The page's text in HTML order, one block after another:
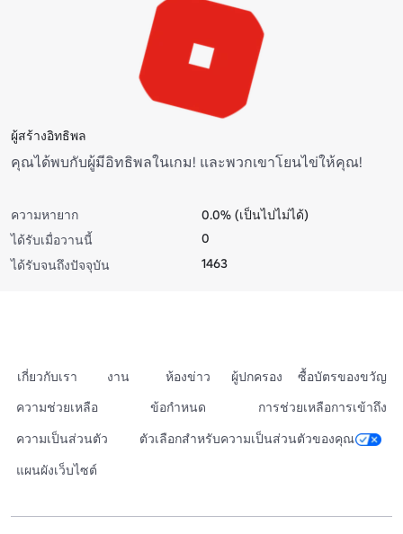
ผู้สร้างอิทธิพล
คุณได้พบกับผู้มีอิทธิพลในเกม! และพวกเขาโยนไข่ให้คุณ!
ความหายาก
0.0% (เป็นไปไม่ได้)
ได้รับเมื่อวานนี้
0
ได้รับจนถึงปัจจุบัน
1463
เกี่ยวกับเรา งาน ห้องข่าว ผู้ปกครอง
ซื้อบัตรของขวัญ
ความช่วยเหลือ
ข้อกำหนด
การช่วยเหลือการเข้าถึง
ความเป็นส่วนตัว
ตัวเลือกสำหรับความเป็นส่วนตัวของคุณ
แผนผังเว็บไซต์